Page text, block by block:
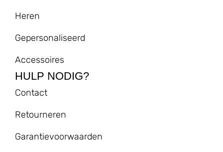
Heren
Gepersonaliseerd
Accessoires
HULP NODIG?
Contact
Retourneren
Garantievoorwaarden